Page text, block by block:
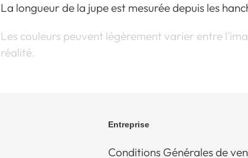
La longueur de la jupe est mesurée depuis les
Les couleurs peuvent légèrement varier entre
réalité.
Entreprise
Conditions Générales de